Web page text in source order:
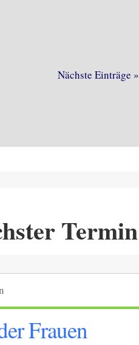
Nächste Einträge »
Termin
Frauen